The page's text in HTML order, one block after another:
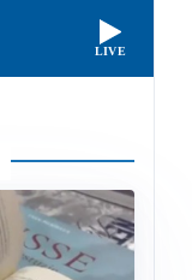
LIVE